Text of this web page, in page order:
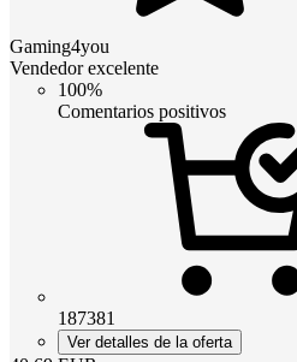
Gaming4you
Vendedor excelente
100%
Comentarios positivos
187381
Ver detalles de la oferta